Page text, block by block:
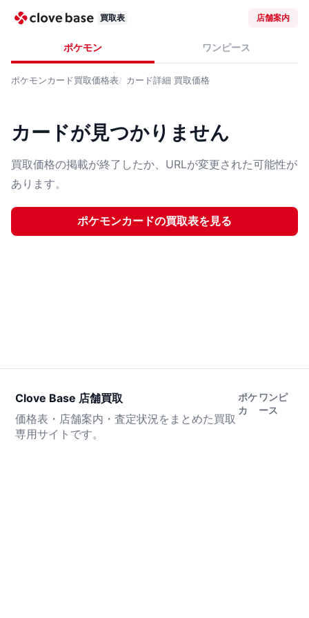
買取表 店舗案内
ポケモン ワンピース
ポケモンカード買取価格表 カード詳細 買取価格
カードが見つかりません
買取価格の掲載が終了したか、URLが変更された可能性が
あります。
ポケモンカードの買取表を見る
Clove Base 店舗買取
価格表・店舗案内・査定状況をまとめた買取
専用サイトです。
ポケ
カ
ワンピ
ース